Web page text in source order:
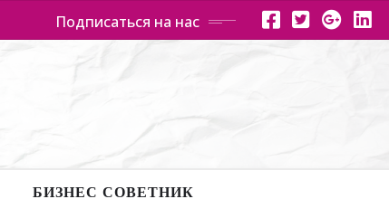
Подписаться на нас
БИЗНЕС СОВЕТНИК